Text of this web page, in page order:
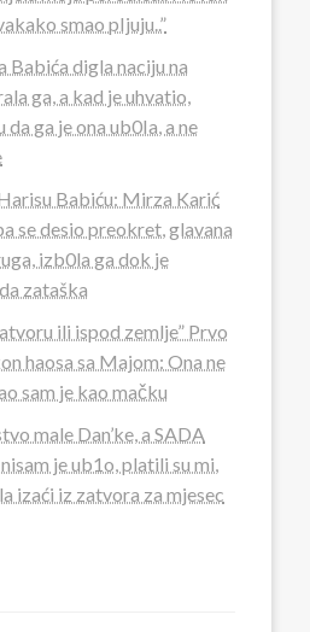
smao pIjuju..”
Babića digla naciju na
ga, a kad je uhvatio,
ga je ona ub0Ia, a ne
Babiću: Mirza Karić
se desio preokret, glavana
izb0la ga dok je
zataška
ili ispod zemlje” Prvo
haosa sa Majom: Ona ne
sam je kao mačku
male Dan’ke, a SADA
je ub1o, platili su mi,
izaći iz zatvora za mjesec